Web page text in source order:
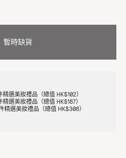
暫時缺貨
選美妝禮品（總值 HK$102）
選美妝禮品（總值 HK$187）
選美妝禮品（總值 HK$308）